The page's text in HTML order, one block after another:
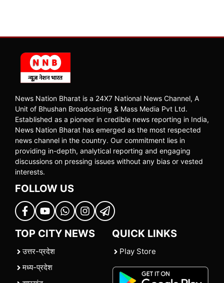
News Nation Bharat is a 24X7 National News Channel, A
Unit of Bhushan Broadcasting & Mass Media Pvt Ltd.
Established as a pioneer in credible news reporting in India,
News Nation Bharat has emerged as the most respected
news channel in the country. Our commitment lies in
providing in-depth, analytical reporting and engaging
discussions on pressing issues without any bias or vested
interests.
FOLLOW US
TOP CITY NEWS
उत्तर-प्रदेश
मध्य-प्रदेश
QUICK LINKS
Play Store